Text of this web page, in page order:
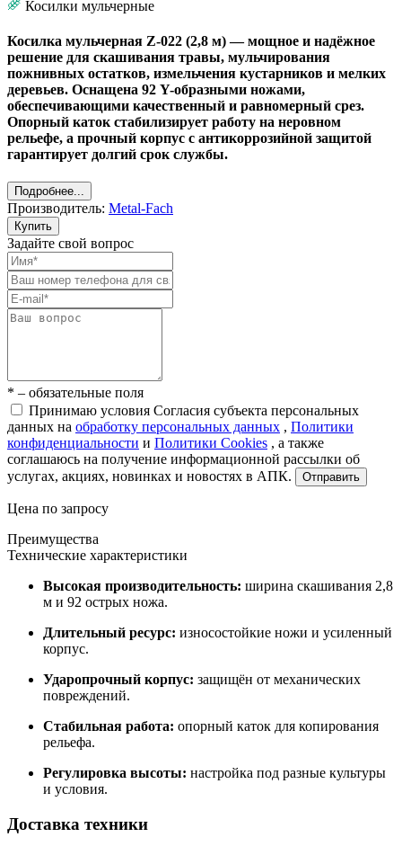
Косилки мульчерные
Косилка мульчерная Z-022 (2,8 м) — мощное и надёжное
решение для скашивания травы, мульчирования
пожнивных остатков, измельчения кустарников и мелких
деревьев. Оснащена 92 Y-образными ножами,
обеспечивающими качественный и равномерный срез.
Опорный каток стабилизирует работу на неровном
рельефе, а прочный корпус с антикоррозийной защитой
гарантирует долгий срок службы.
Подробнее...
Производитель: Metal-Fach
Купить
Задайте свой вопрос
* – обязательные поля
Принимаю условия Согласия субъекта персональных
данных на обработку персональных данных , Политики
конфиденциальности и Политики Cookies , а также
соглашаюсь на получение информационной рассылки об
услугах, акциях, новинках и новостях в АПК.
Отправить
Цена по запросу
Преимущества
Технические характеристики
Высокая производительность: ширина скашивания 2,8
м и 92 острых ножа.
Длительный ресурс: износостойкие ножи и усиленный
корпус.
Ударопрочный корпус: защищён от механических
повреждений.
Стабильная работа: опорный каток для копирования
рельефа.
Регулировка высоты: настройка под разные культуры
и условия.
Доставка техники